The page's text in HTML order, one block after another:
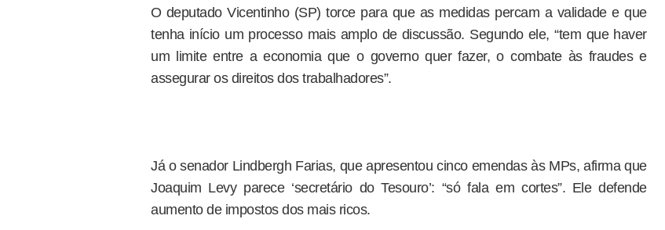
O deputado Vicentinho (SP) torce para que as medidas percam a validade e que
tenha início um processo mais amplo de discussão. Segundo ele, “tem que haver
um limite entre a economia que o governo quer fazer, o combate às fraudes e
assegurar os direitos dos trabalhadores”.
Já o senador Lindbergh Farias, que apresentou cinco emendas às MPs, afirma que
Joaquim Levy parece ‘secretário do Tesouro’: “só fala em cortes”. Ele defende
aumento de impostos dos mais ricos.